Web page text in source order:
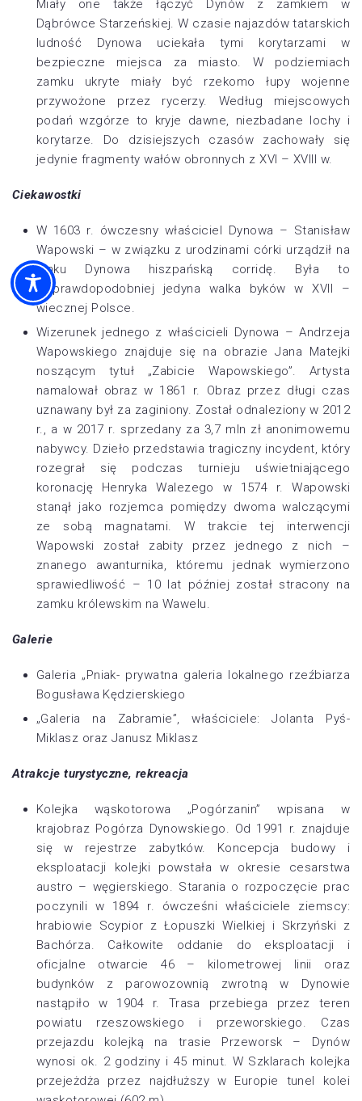
Miały one także łączyć Dynów z zamkiem w
Dąbrówce Starzeńskiej. W czasie najazdów tatarskich
ludność Dynowa uciekała tymi korytarzami w
bezpieczne miejsca za miasto. W podziemiach
zamku ukryte miały być rzekomo łupy wojenne
przywożone przez rycerzy. Według miejscowych
podań wzgórze to kryje dawne, niezbadane lochy i
korytarze. Do dzisiejszych czasów zachowały się
jedynie fragmenty wałów obronnych z XVI – XVIII w.
Ciekawostki
W 1603 r. ówczesny właściciel Dynowa – Stanisław
Wapowski – w związku z urodzinami córki urządził na
rynku Dynowa hiszpańską corridę. Była to
najprawdopodobniej jedyna walka byków w XVII –
wiecznej Polsce.
Wizerunek jednego z właścicieli Dynowa – Andrzeja
Wapowskiego znajduje się na obrazie Jana Matejki
noszącym tytuł „Zabicie Wapowskiego”. Artysta
namalował obraz w 1861 r. Obraz przez długi czas
uznawany był za zaginiony. Został odnaleziony w 2012
r., a w 2017 r. sprzedany za 3,7 mln zł anonimowemu
nabywcy. Dzieło przedstawia tragiczny incydent, który
rozegrał się podczas turnieju uświetniającego
koronację Henryka Walezego w 1574 r. Wapowski
stanął jako rozjemca pomiędzy dwoma walczącymi
ze sobą magnatami. W trakcie tej interwencji
Wapowski został zabity przez jednego z nich –
znanego awanturnika, któremu jednak wymierzono
sprawiedliwość – 10 lat później został stracony na
zamku królewskim na Wawelu.
Galerie
Galeria „Pniak- prywatna galeria lokalnego rzeźbiarza
Bogusława Kędzierskiego
„Galeria na Zabramie”, właściciele: Jolanta Pyś-
Miklasz oraz Janusz Miklasz
Atrakcje turystyczne, rekreacja
Kolejka wąskotorowa „Pogórzanin” wpisana w
krajobraz Pogórza Dynowskiego. Od 1991 r. znajduje
się w rejestrze zabytków. Koncepcja budowy i
eksploatacji kolejki powstała w okresie cesarstwa
austro – węgierskiego. Starania o rozpoczęcie prac
poczynili w 1894 r. ówcześni właściciele ziemscy:
hrabiowie Scypior z Łopuszki Wielkiej i Skrzyński z
Bachórza. Całkowite oddanie do eksploatacji i
oficjalne otwarcie 46 – kilometrowej linii oraz
budynków z parowozownią zwrotną w Dynowie
nastąpiło w 1904 r. Trasa przebiega przez teren
powiatu rzeszowskiego i przeworskiego. Czas
przejazdu kolejką na trasie Przeworsk – Dynów
wynosi ok. 2 godziny i 45 minut. W Szklarach kolejka
przejeżdża przez najdłuższy w Europie tunel kolei